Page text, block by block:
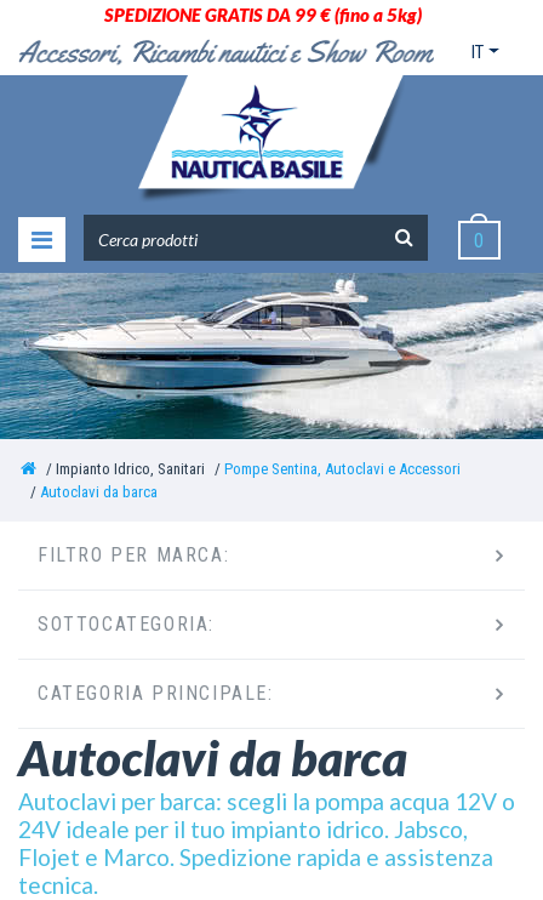
SPEDIZIONE GRATIS DA 99 € (fino a 5kg)
IT
0
Impianto Idrico, Sanitari
Pompe Sentina, Autoclavi e Accessori
Autoclavi da barca
Autoclavi da barca
Autoclavi per barca: scegli la pompa acqua 12V o
24V ideale per il tuo impianto idrico. Jabsco,
Flojet e Marco. Spedizione rapida e assistenza
tecnica.
FILTRO PER MARCA:
SOTTOCATEGORIA:
CATEGORIA PRINCIPALE: